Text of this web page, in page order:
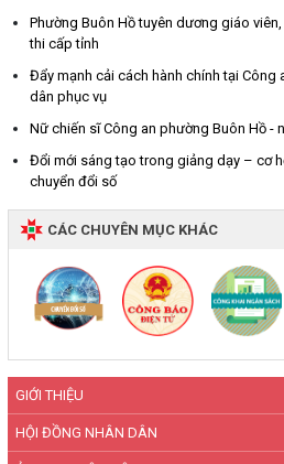
GIỚI THIỆU
HỘI ĐỒNG NHÂN DÂN
Phường Buôn Hồ tuyên dương giáo
thi cấp tỉnh
Đẩy mạnh cải cách hành chính tại Công
dân phục vụ
Nữ chiến sĩ Công an phường Buôn Hồ -
Đổi mới sáng tạo trong giảng dạy – cơ
chuyển đổi số
CÁC CHUYÊN MỤC KHÁC